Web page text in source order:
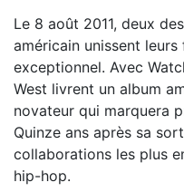
Le 8 août 2011, deux
américain unissent
exceptionnel. Avec
West livrent un album
novateur qui marquera
Quinze ans après sa
collaborations les plus
hip-hop.